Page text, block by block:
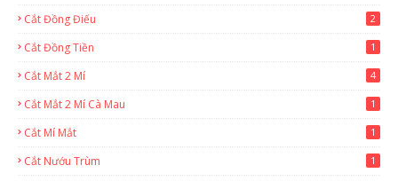
Cắt Đồng Điếu 2
Cắt Đồng Tiền 1
Cắt Mắt 2 Mí 4
Cắt Mắt 2 Mí Cà Mau 1
Cắt Mí Mắt 1
Cắt Nướu Trùm 1